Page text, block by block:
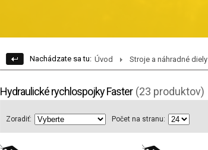
Nachádzate sa tu: Úvod Stroje a náhradné diely
Hydraulické rychlospojky Faster (23 produktov)
Zoradiť: Počet na stranu: